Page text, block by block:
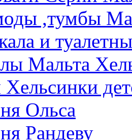
,тумбы
и
Мальта
Ольса
Рандеву